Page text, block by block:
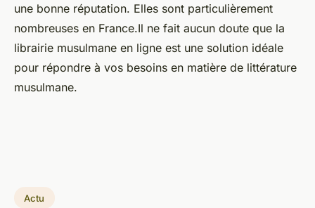
une bonne réputation. Elles sont particulièrement
nombreuses en France.Il ne fait aucun doute que la
librairie musulmane en ligne est une solution idéale
pour répondre à vos besoins en matière de littérature
musulmane.
Actu